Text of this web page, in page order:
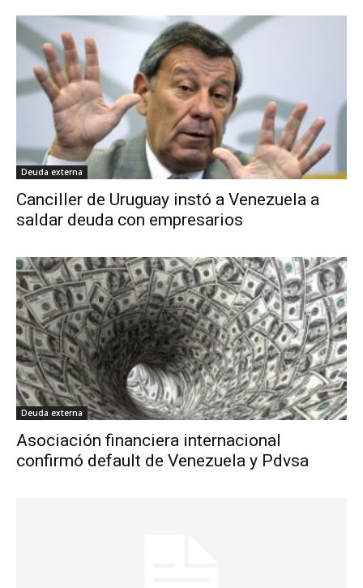
Deuda externa
Canciller de Uruguay instó a Venezuela a
saldar deuda con empresarios
Deuda externa
Asociación financiera internacional
confirmó default de Venezuela y Pdvsa